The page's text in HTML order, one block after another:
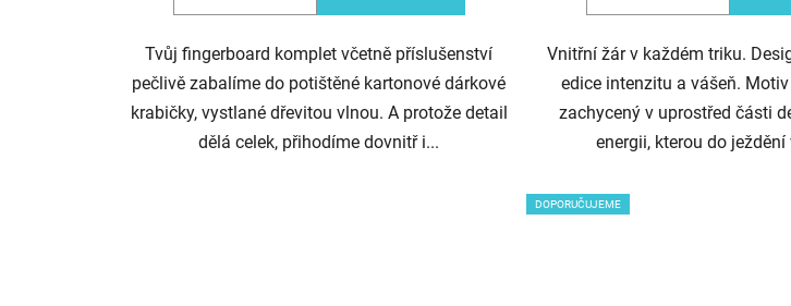
Tvůj fingerboard komplet včetně příslušenství
pečlivě zabalíme do potištěné kartonové dárkové
krabičky, vystlané dřevitou vlnou. A protože detail
dělá celek, přihodíme dovnitř i...
Vnitřní žár v každém triku.
edice intenzitu a vášeň.
zachycený v uprostřed části
energii, kterou do ježdění
DOPORUČUJEME